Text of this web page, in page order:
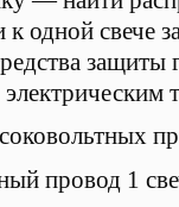
одной свече
защиты
провод 1